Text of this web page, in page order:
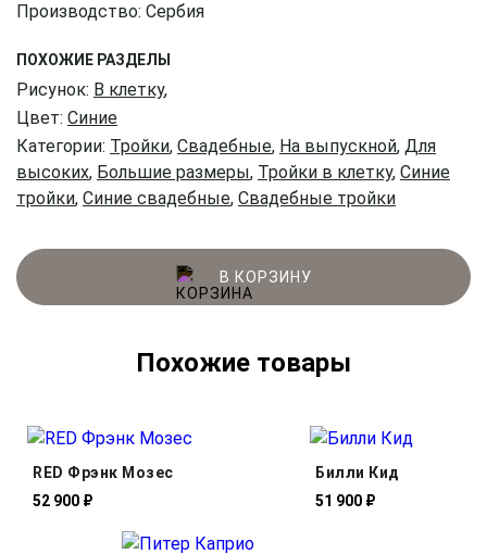
Производство: Сербия
ПОХОЖИЕ РАЗДЕЛЫ
Рисунок: В клетку,
Цвет: Синие
Категории: Тройки, Свадебные, На выпускной, Для
высоких, Большие размеры, Тройки в клетку, Синие
тройки, Синие свадебные, Свадебные тройки
В КОРЗИНУ
Похожие товары
RED Фрэнк Мозес
52 900 ₽
Билли Кид
51 900 ₽